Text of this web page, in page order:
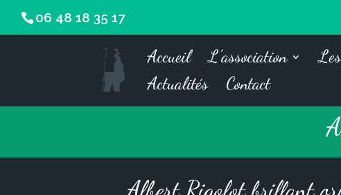
06 48 18 35 17
Accueil L’association
Actualités
Contact